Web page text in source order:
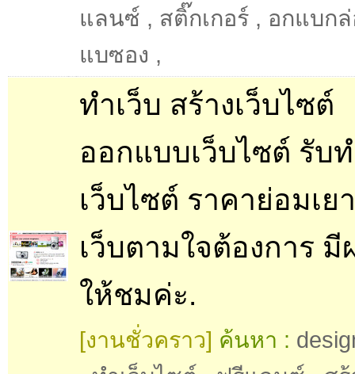
แลนซ์ , สติ๊กเกอร์ , อกแบกล่
แบซอง ,
ทำเว็บ สร้างเว็บไซต์
ออกแบบเว็บไซต์ รับ
เว็บไซต์ ราคาย่อมเย
เว็บตามใจต้องการ มี
ให้ชมค่ะ.
[งานชั่วคราว] ค้นหา :